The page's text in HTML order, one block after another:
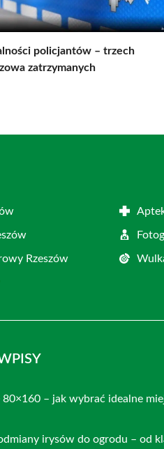
policjantów – trzech
zatrzymanych
Rzeszów
80×160 – jak wybrać idealne
irysów do ogrodu – od